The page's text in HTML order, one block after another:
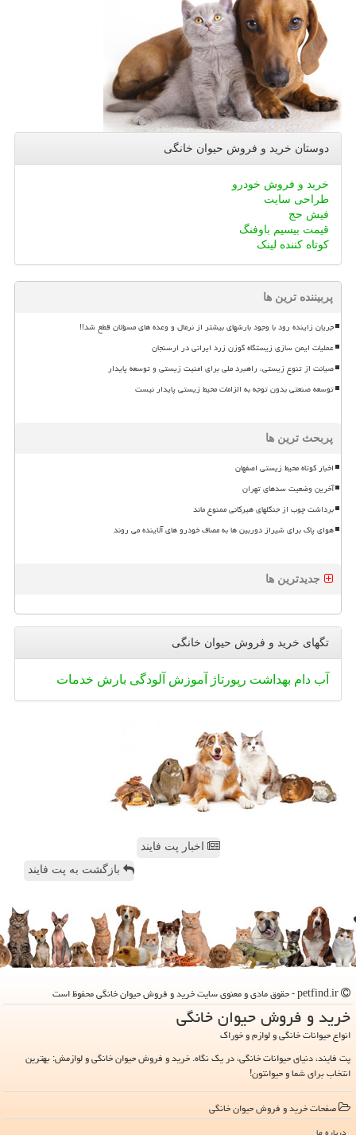
دوستان خرید و فروش حیوان خانگی
خرید و فروش خودرو
طراحی سایت
فیش حج
قیمت بیسیم باوفنگ
کوتاه کننده لینک
پربیننده ترین ها
جریان زاینده رود با وجود بارشهای بیشتر از نرمال و وعده های مسؤلان قطع شد!!
عملیات ایمن سازی زیستگاه گوزن زرد ایرانی در ارسنجان
صیانت از تنوع زیستی، راهبرد ملی برای امنیت زیستی و توسعه پایدار
توسعه صنعتی بدون توجه به الزامات محیط زیستی پایدار نیست
پربحث ترین ها
اخبار کوتاه محیط زیستی اصفهان
آخرین وضعیت سدهای تهران
برداشت چوب از جنگلهای هیرکانی ممنوع ماند
هوای پاک برای شیراز دوربین ها به مصاف خودرو های آلاینده می روند
جدیدترین ها
تگهای خرید و فروش حیوان خانگی
آب دام بهداشت رپورتاژ آموزش آلودگی بارش خدمات
اخبار پت فایند
بازگشت به پت فایند
خرید و فروش حیوان خانگی
انواع حیوانات خانگی و لوازم و خوراک
پت فایند، دنیای حیوانات خانگی، در یک نگاه. خرید و فروش حیوان خانگی و لوازمش: بهترین
انتخاب برای شما و حیوانتون!
صفحات خرید و فروش حیوان خانگی